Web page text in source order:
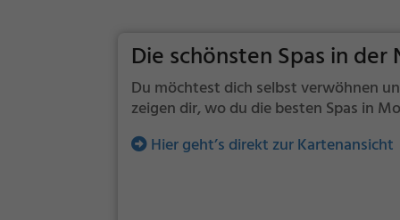
Die schönsten Spas in
Du möchtest dich selbst verwöhnen
zeigen dir, wo du die besten Spas in
Hier geht’s direkt zur Kartenansicht